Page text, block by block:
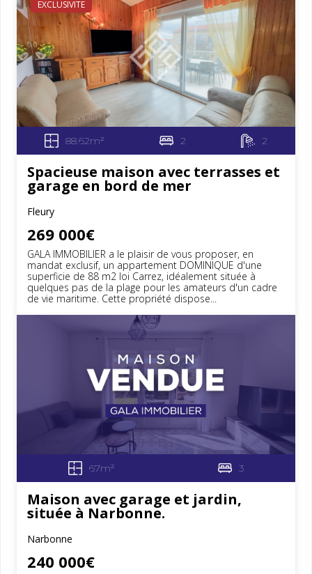
EXCLUSIVITE
88.62m² 2 2
Spacieuse maison avec terrasses et
garage en bord de mer
Fleury
269 000€
GALA IMMOBILIER a le plaisir de vous proposer, en
mandat exclusif, un appartement DOMINIQUE d'une
superficie de 88 m2 loi Carrez, idéalement située à
quelques pas de la plage pour les amateurs d'un cadre
de vie maritime. Cette propriété dispose...
67m² 3
Maison avec garage et jardin,
située à Narbonne.
Narbonne
240 000€